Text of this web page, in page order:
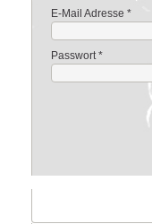
*
E-Mail Adresse
*
Passwort